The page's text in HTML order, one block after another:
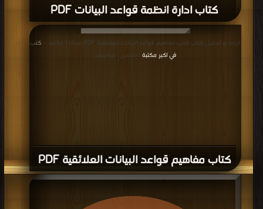
كتاب ادارة انظمة قواعد البيانات PDF
كتاب مفاهيم قواعد البيانات العلائقية PDF
قراءة و تحميل كتاب كتاب مفاهيم قواعد البيانات العلائقية PDF مجانا | مكتبة >
كتب
في اكبر مكتبة
| التحميل : مرة/مرات